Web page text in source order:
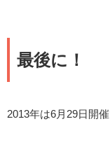
最後に！
2013年は6月29日開催